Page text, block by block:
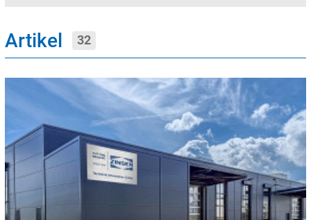
Artikel 32